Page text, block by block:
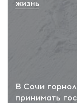
В Сочи
принимать
ЖИЗНЬ